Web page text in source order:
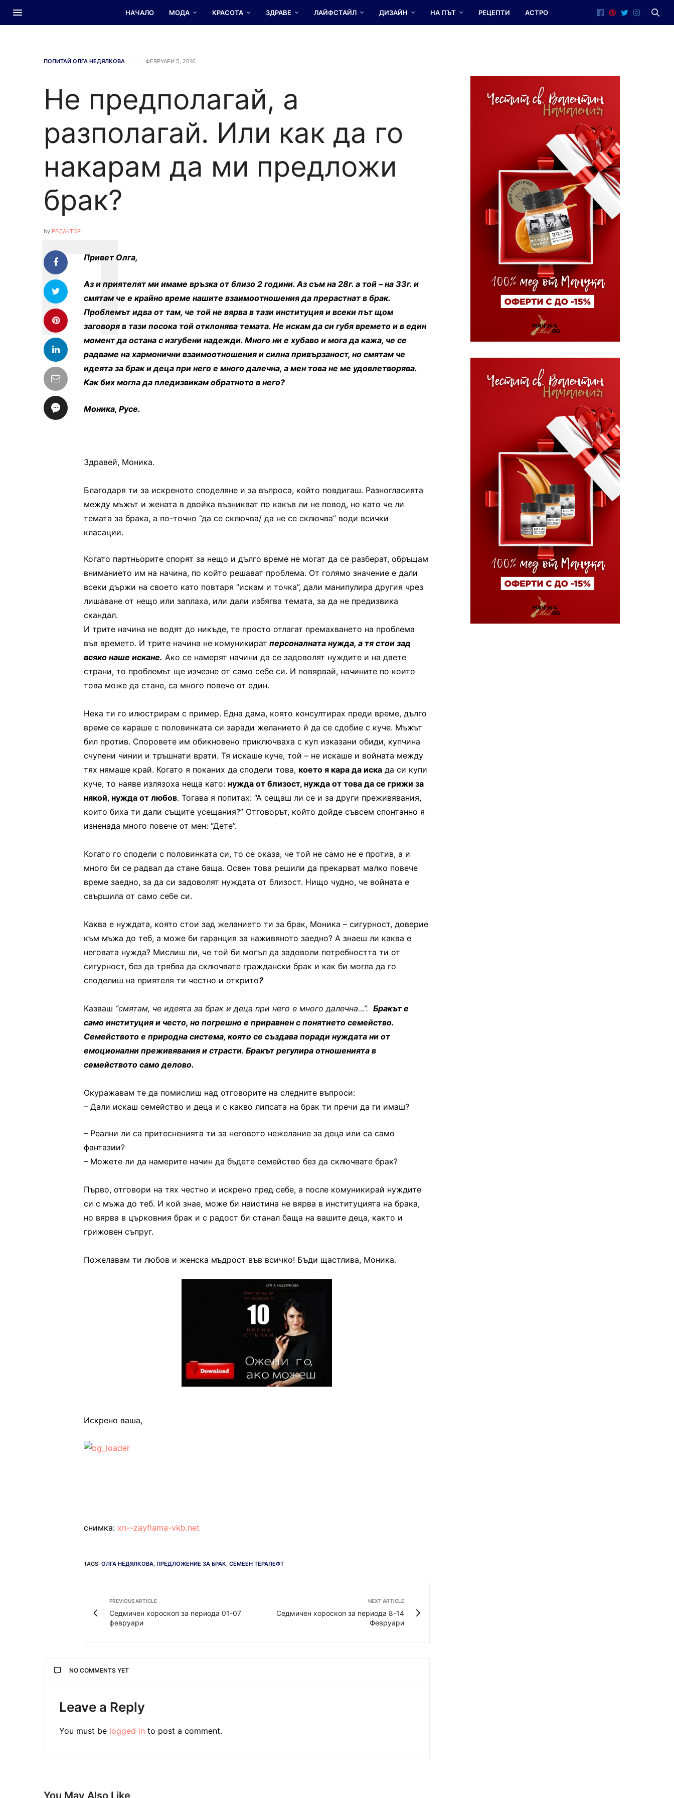
НАЧАЛО МОДА КРАСОТА ЗДРАВЕ ЛАЙФСТАЙЛ ДИЗАЙН НА ПЪТ РЕЦЕПТИ АСТРО
ПОПИТАЙ ОЛГА НЕДЯЛКОВА ФЕВРУАРИ 5, 2016
Не предполагай, а
разполагай. Или как да го
накарам да ми предложи
брак?
by РЕДАКТОР
Привет Олга,
Аз и приятелят ми имаме връзка от близо 2 години. Аз съм на 28г. а той – на 33г. и
смятам че е крайно време нашите взаимоотношения да прерастнат в брак.
Проблемът идва от там, че той не вярва в тази институция и всеки път щом
заговоря в тази посока той отклонява темата. Не искам да си губя времето и в един
момент да остана с изгубени надежди. Много ни е хубаво и мога да кажа, че се
радваме на хармонични взаимоотношения и силна привързаност, но смятам че
идеята за брак и деца при него е много далечна, а мен това не ме удовлетворява.
Как бих могла да пледизвикам обратното в него?
Моника, Русе.
Здравей, Моника.
Благодаря ти за искреното споделяне и за въпроса, който повдигаш. Разногласията
между мъжът и жената в двойка възникват по какъв ли не повод, но като че ли
темата за брака, а по-точно “да се сключва/ да не се сключва” води всички
класации.
Когато партньорите спорят за нещо и дълго време не могат да се разберат, обръщам
вниманието им на начина, по който решават проблема. От голямо значение е дали
всеки държи на своето като повтаря “искам и точка”, дали манипулира другия чрез
лишаване от нещо или заплаха, или дали избягва темата, за да не предизвика
скандал.
И трите начина не водят до никъде, те просто отлагат премахването на проблема
във времето. И трите начина не комуникират персоналната нужда, а тя стои зад
всяко наше искане. Ако се намерят начини да се задоволят нуждите и на двете
страни, то проблемът ще изчезне от само себе си. И повярвай, начините по които
това може да стане, са много повече от един.
Нека ти го илюстрирам с пример. Една дама, която консултирах преди време, дълго
време се караше с половинката си заради желанието й да се сдобие с куче. Мъжът
бил против. Споровете им обикновено приключваха с куп изказани обиди, купчина
счупени чинии и тръшнати врати. Тя искаше куче, той – не искаше и войната между
тях нямаше край. Когато я поканих да сподели това, което я кара да иска да си купи
куче, то наяве излязоха неща като: нужда от близост, нужда от това да се грижи за
някой, нужда от любов. Тогава я попитах: “А сещаш ли се и за други преживявания,
които биха ти дали същите усещания?” Отговорът, който дойде съвсем спонтанно я
изненада много повече от мен: “Дете”.
Когато го сподели с половинката си, то се оказа, че той не само не е против, а и
много би се радвал да стане баща. Освен това решили да прекарват малко повече
време заедно, за да си задоволят нуждата от близост. Нищо чудно, че войната е
свършила от само себе си.
Каква е нуждата, която стои зад желанието ти за брак, Моника – сигурност, доверие
към мъжа до теб, а може би гаранция за наживяното заедно? А знаеш ли каква е
неговата нужда? Мислиш ли, че той би могъл да задоволи потребността ти от
сигурност, без да трябва да сключвате граждански брак и как би могла да го
споделиш на приятеля ти честно и открито?
Казваш “смятам, че идеята за брак и деца при него е много далечна…”. Бракът е
само институция и често, но погрешно е приравнен с понятието семейство.
Семейството е природна система, която се създава поради нуждата ни от
емоционални преживявания и страсти. Бракът регулира отношенията в
семейството само делово.
Окуражавам те да помислиш над отговорите на следните въпроси:
– Дали искаш семейство и деца и с какво липсата на брак ти пречи да ги имаш?
– Реални ли са притесненията ти за неговото нежелание за деца или са само
фантазии?
– Можете ли да намерите начин да бъдете семейство без да сключвате брак?
Първо, отговори на тях честно и искрено пред себе, а после комуникирай нуждите
си с мъжа до теб. И кой знае, може би наистина не вярва в институцията на брака,
но вярва в църковния брак и с радост би станал баща на вашите деца, както и
грижовен съпруг.
Пожелавам ти любов и женска мъдрост във всичко! Бъди щастлива, Моника.
Искрено ваша,
снимка: xn--zayflama-vkb.net
TAGS: ОЛГА НЕДЯЛКОВА ПРЕДЛОЖЕНИЕ ЗА БРАК СЕМЕЕН ТЕРАПЕФТ
PREVIOUS ARTICLE
Седмичен хороскоп за периода 01-07
февруари
NEXT ARTICLE
Седмичен хороскоп за периода 8-14
Февруари
NO COMMENTS YET
Leave a Reply
You must be logged in to post a comment.
You May Also Like